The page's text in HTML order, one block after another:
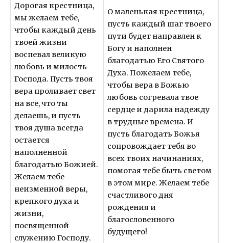
Дорогая крестница,
мы желаем тебе,
чтобы каждый день
твоей жизни
воспевал великую
любовь и милость
Господа. Пусть твоя
вера проливает свет
на все, что ты
делаешь, и пусть
твоя душа всегда
остается
наполненной
благодатью Божией.
Желаем тебе
неизменной веры,
крепкого духа и
жизни,
посвященной
служению Господу.
О маленькая крестница,
пусть каждый шаг твоего
пути будет направлен к
Богу и наполнен
благодатью Его Святого
Духа. Пожелаем тебе,
чтобы вера в Божью
любовь согревала твое
сердце и дарила надежду
в трудные времена. И
пусть благодать Божья
сопровождает тебя во
всех твоих начинаниях,
помогая тебе быть светом
в этом мире. Желаем тебе
счастливого дня
рождения и
благословенного
будущего!